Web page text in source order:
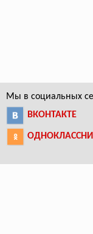
Мы в социальных
ВКОНТАКТЕ